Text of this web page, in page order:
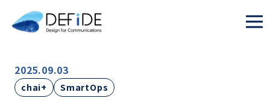
2025.09.03
chai+ SmartOps